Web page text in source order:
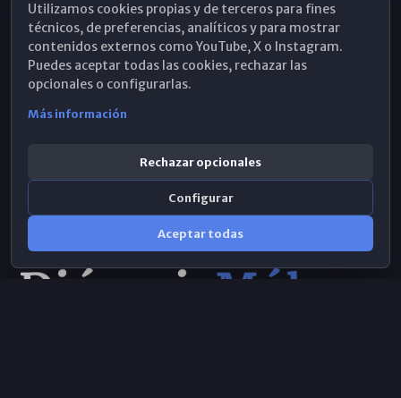
Hemeroteca
WhatsApp
Utilizamos cookies propias y de terceros para fines
técnicos, de preferencias, analíticos y para mostrar
contenidos externos como YouTube, X o Instagram.
Puedes aceptar todas las cookies, rechazar las
opcionales o configurarlas.
Más información
Rechazar opcionales
Configurar
Aceptar todas